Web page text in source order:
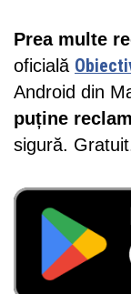
Prea multe
oficială
Android din
puține
sigură.